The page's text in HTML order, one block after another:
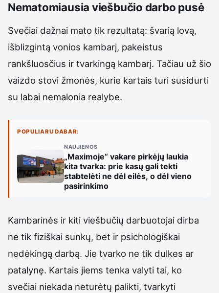
Nematomiausia viešbučio darbo pusė
Svečiai dažnai mato tik rezultatą: švarią lovą,
išblizgintą vonios kambarį, pakeistus
rankšluosčius ir tvarkingą kambarį. Tačiau už šio
vaizdo stovi žmonės, kurie kartais turi susidurti
su labai nemalonia realybe.
POPULIARU DABAR:
NAUJIENOS
„Maximoje“ vakare pirkėjų laukia
kita tvarka: prie kasų gali tekti
stabtelėti ne dėl eilės, o dėl vieno
pasirinkimo
Kambarinės ir kiti viešbučių darbuotojai dirba
ne tik fiziškai sunkų, bet ir psichologiškai
nedėkingą darbą. Jie tvarko ne tik dulkes ar
patalynę. Kartais jiems tenka valyti tai, ko
svečiai niekada neturėtų palikti, tvarkyti